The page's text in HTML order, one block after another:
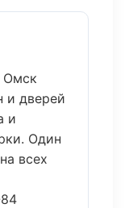
Омск
и дверей
и
Один
всех